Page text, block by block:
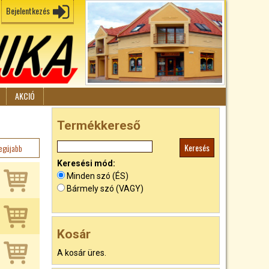
Bejelentkezés
AKCIÓ
Termékkereső
Keresési mód:
Minden szó (ÉS)
Bármely szó (VAGY)
Kosár
A kosár üres.